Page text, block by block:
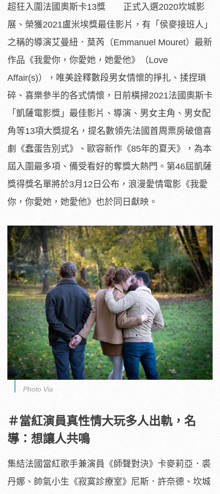
超狂入圍法國奧斯卡13獎 正式入選2020坎城影
展、榮獲2021盧米埃獎最佳影片，有「侯麥接班人」
之稱的導演艾曼紐．莫芮（Emmanuel Mouret）最新
作品《我愛你，你愛她，她愛他》（Love
Affair(s)），唯美詮釋數段男女情懷的掙扎、揉捏瑣
碎、喜樂參半的各式情懷，日前橫掃2021法國奧斯卡
「凱薩電影獎」最佳影片、導演、男女主角、男女配
角等13項大獎提名，提名數領先法國首周票房破億喜
劇《蠢蛋告別式》、歐容新作《85年的夏天》，為本
屆入圍最多項、備受看好的奪獎大熱門。第46屆凱薩
獎得獎名單將於3月12日公布，浪漫愛情電影《我愛
你，你愛她，她愛他》也於同日獻映。
Photo Via
＃當紅演員真性情大玩多人出軌，名
導：想讓人共鳴
集結法國當紅歌手兼演員《師聲對決》卡麥莉亞．裘
丹娜、 帥氣小生《寂寞診療室》尼斯．許奈德、坎城